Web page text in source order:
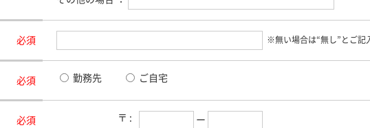
必須 ※無い場合は“無し”とご記
必須 勤務先 ご自宅
必須 〒 :
ー